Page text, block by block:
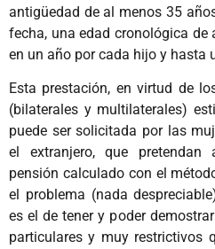
antigüedad de al menos 35
fecha, una edad cronológica de
en un año por cada hijo y hasta
Esta prestación, en virtud de
(bilaterales y multilaterales)
puede ser solicitada por las
el extranjero, que pretendan
pensión calculado con el
el problema (nada
es el de tener y poder
particulares y muy restrictivos